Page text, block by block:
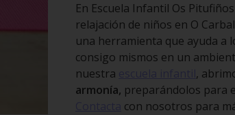
En Escuela Infantil Os
relajación de niños en O
una herramienta que ayuda a
consigo mismos en un
nuestra
,
armonía, preparándolos para
con nosotros para